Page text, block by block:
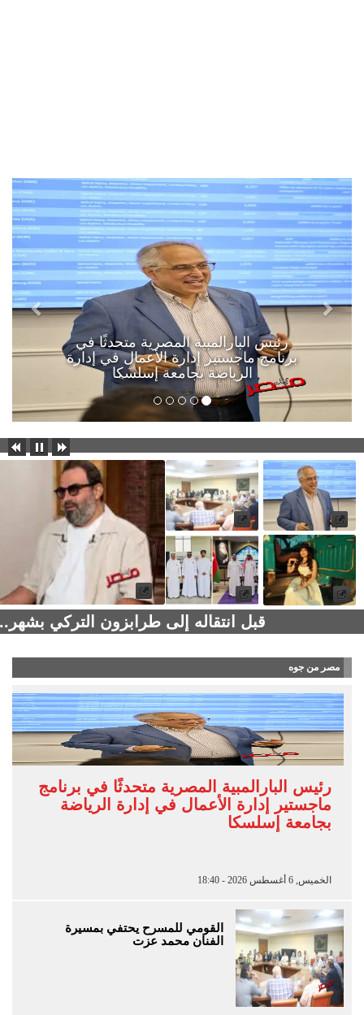
رئيس البارالمبية المصرية متحدثًا في
برنامج ماجستير إدارة الأعمال في إدارة
الرياضة بجامعة إسلسكا
قبل انتقاله إلى طرابزون التركي
مصر من جوه
رئيس البارالمبية المصرية متحدثًا في برنامج
ماجستير إدارة الأعمال في إدارة الرياضة
بجامعة إسلسكا
الخميس, 6 أغسطس 2026 - 18:40
القومي للمسرح يحتفي بمسيرة
الفنان محمد عزت